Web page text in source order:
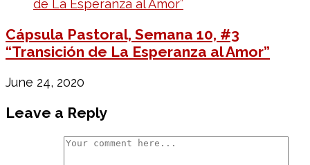
Cápsula Pastoral, Semana 10, #3
“Transición de La Esperanza al Amor”
June 24, 2020
Leave a Reply